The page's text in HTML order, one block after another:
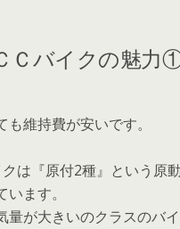
Ｃバイクの魅力
も維持費が安いです。
クは『原付2種』という原
ます。
量が大きいのクラスのバ